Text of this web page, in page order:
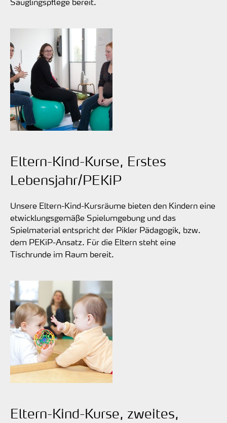
Eltern-Kind-Kurse, Erstes
Lebensjahr/PEKiP
Unsere Eltern-Kind-Kursräume bieten den Kindern eine
etwicklungsgemäße Spielumgebung und das
Spielmaterial entspricht der Pikler Pädagogik, bzw.
dem PEKiP-Ansatz. Für die Eltern steht eine
Tischrunde im Raum bereit.
Eltern-Kind-Kurse, zweites,